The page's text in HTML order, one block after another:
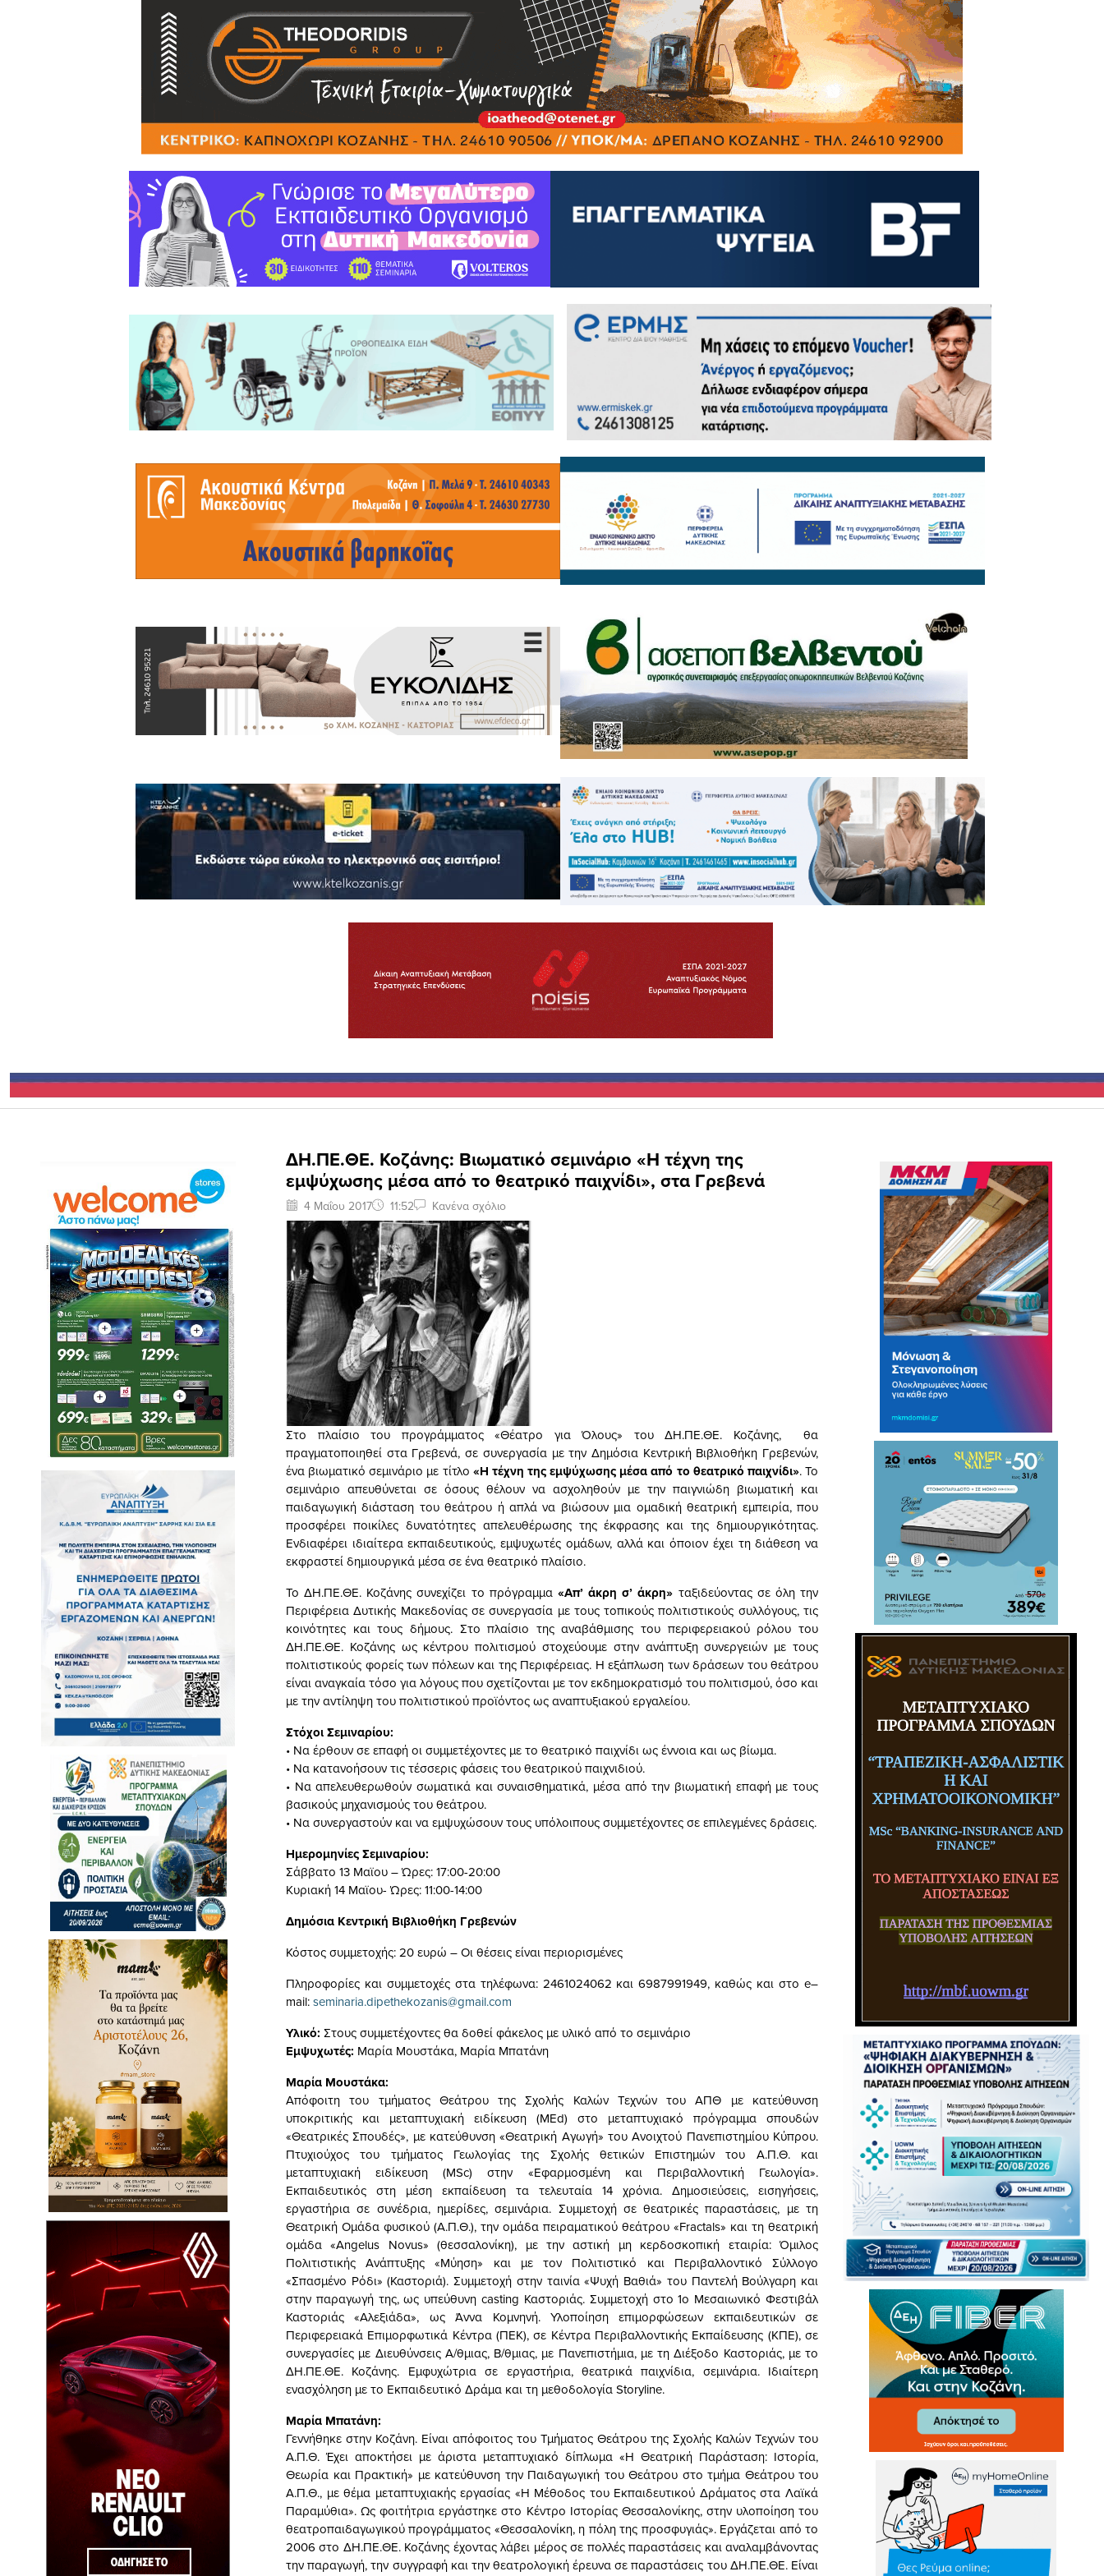
ΔΗ.ΠΕ.ΘΕ. Κοζάνης: Βιωματικό σεμινάριο «Η τέχνη της
εμψύχωσης μέσα από το θεατρικό παιχνίδι», στα Γρεβενά
4 Μαΐου 2017 11:52 Κανένα σχόλιο
Στο πλαίσιο του προγράμματος «Θέατρο για Όλους» του ΔΗ.ΠΕ.ΘΕ. Κοζάνης, θα
πραγματοποιηθεί στα Γρεβενά, σε συνεργασία με την Δημόσια Κεντρική Βιβλιοθήκη Γρεβενών,
ένα βιωματικό σεμινάριο με τίτλο «Η τέχνη της εμψύχωσης μέσα από το θεατρικό παιχνίδι». Το
σεμινάριο απευθύνεται σε όσους θέλουν να ασχοληθούν με την παιγνιώδη βιωματική και
παιδαγωγική διάσταση του θεάτρου ή απλά να βιώσουν μια ομαδική θεατρική εμπειρία, που
προσφέρει ποικίλες δυνατότητες απελευθέρωσης της έκφρασης και της δημιουργικότητας.
Ενδιαφέρει ιδιαίτερα εκπαιδευτικούς, εμψυχωτές ομάδων, αλλά και όποιον έχει τη διάθεση να
εκφραστεί δημιουργικά μέσα σε ένα θεατρικό πλαίσιο.
Το ΔΗ.ΠΕ.ΘΕ. Κοζάνης συνεχίζει το πρόγραμμα «Απ’ άκρη σ’ άκρη» ταξιδεύοντας σε όλη την
Περιφέρεια Δυτικής Μακεδονίας σε συνεργασία με τους τοπικούς πολιτιστικούς συλλόγους, τις
κοινότητες και τους δήμους. Στο πλαίσιο της αναβάθμισης του περιφερειακού ρόλου του
ΔΗ.ΠΕ.ΘΕ. Κοζάνης ως κέντρου πολιτισμού στοχεύουμε στην ανάπτυξη συνεργειών με τους
πολιτιστικούς φορείς των πόλεων και της Περιφέρειας. Η εξάπλωση των δράσεων του θεάτρου
είναι αναγκαία τόσο για λόγους που σχετίζονται με τον εκδημοκρατισμό του πολιτισμού, όσο και
με την αντίληψη του πολιτιστικού προϊόντος ως αναπτυξιακού εργαλείου.
Στόχοι Σεμιναρίου:
• Να έρθουν σε επαφή οι συμμετέχοντες με το θεατρικό παιχνίδι ως έννοια και ως βίωμα.
• Να κατανοήσουν τις τέσσερις φάσεις του θεατρικού παιχνιδιού.
• Να απελευθερωθούν σωματικά και συναισθηματικά, μέσα από την βιωματική επαφή με τους
βασικούς μηχανισμούς του θεάτρου.
• Να συνεργαστούν και να εμψυχώσουν τους υπόλοιπους συμμετέχοντες σε επιλεγμένες δράσεις.
Ημερομηνίες Σεμιναρίου:
Σάββατο 13 Μαϊου – Ώρες: 17:00-20:00
Κυριακή 14 Μαϊου- Ώρες: 11:00-14:00
Δημόσια Κεντρική Βιβλιοθήκη Γρεβενών
Κόστος συμμετοχής: 20 ευρώ – Οι θέσεις είναι περιορισμένες
Πληροφορίες και συμμετοχές στα τηλέφωνα: 2461024062 και 6987991949, καθώς και στο e–
mail:seminaria.dipethekozanis@gmail.com
Υλικό: Στους συμμετέχοντες θα δοθεί φάκελος με υλικό από το σεμινάριο
Εμψυχωτές: Μαρία Μουστάκα, Μαρία Μπατάνη
Μαρία Μουστάκα:
Απόφοιτη του τμήματος Θεάτρου της Σχολής Καλών Τεχνών του ΑΠΘ με κατεύθυνση
υποκριτικής και μεταπτυχιακή ειδίκευση (MEd) στο μεταπτυχιακό πρόγραμμα σπουδών
«Θεατρικές Σπουδές», με κατεύθυνση «Θεατρική Αγωγή» του Ανοιχτού Πανεπιστημίου Κύπρου.
Πτυχιούχος του τμήματος Γεωλογίας της Σχολής θετικών Επιστημών του Α.Π.Θ. και
μεταπτυχιακή ειδίκευση (MSc) στην «Εφαρμοσμένη και Περιβαλλοντική Γεωλογία».
Εκπαιδευτικός στη μέση εκπαίδευση τα τελευταία 14 χρόνια. Δημοσιεύσεις, εισηγήσεις,
εργαστήρια σε συνέδρια, ημερίδες, σεμινάρια. Συμμετοχή σε θεατρικές παραστάσεις, με τη
Θεατρική Ομάδα φυσικού (Α.Π.Θ.), την ομάδα πειραματικού θεάτρου «Fractals» και τη θεατρική
ομάδα «Angelus Novus» (θεσσαλονίκη), με την αστική μη κερδοσκοπική εταιρία: Όμιλος
Πολιτιστικής Ανάπτυξης «Μύηση» και με τον Πολιτιστικό και Περιβαλλοντικό Σύλλογο
«Σπασμένο Ρόδι» (Καστοριά). Συμμετοχή στην ταινία «Ψυχή Βαθιά» του Παντελή Βούλγαρη και
στην παραγωγή της, ως υπεύθυνη casting Καστοριάς. Συμμετοχή στο 1ο Μεσαιωνικό Φεστιβάλ
Καστοριάς «Αλεξιάδα», ως Άννα Κομνηνή. Υλοποίηση επιμορφώσεων εκπαιδευτικών σε
Περιφερειακά Επιμορφωτικά Κέντρα (ΠΕΚ), σε Κέντρα Περιβαλλοντικής Εκπαίδευσης (ΚΠΕ), σε
συνεργασίες με Διευθύνσεις Α/θμιας, Β/θμιας, με Πανεπιστήμια, με τη Διέξοδο Καστοριάς, με το
ΔΗ.ΠΕ.ΘΕ. Κοζάνης. Εμφυχώτρια σε εργαστήρια, θεατρικά παιχνίδια, σεμινάρια. Ιδιαίτερη
ενασχόληση με το Εκπαιδευτικό Δράμα και τη μεθοδολογία Storyline.
Μαρία Μπατάνη:
Γεννήθηκε στην Κοζάνη. Είναι απόφοιτος του Τμήματος Θεάτρου της Σχολής Καλών Τεχνών του
Α.Π.Θ. Έχει αποκτήσει με άριστα μεταπτυχιακό δίπλωμα «Η Θεατρική Παράσταση: Ιστορία,
Θεωρία και Πρακτική» με κατεύθυνση την Παιδαγωγική του Θεάτρου στο τμήμα Θεάτρου του
Α.Π.Θ., με θέμα μεταπτυχιακής εργασίας «Η Μέθοδος του Εκπαιδευτικού Δράματος στα Λαϊκά
Παραμύθια». Ως φοιτήτρια εργάστηκε στο Κέντρο Ιστορίας Θεσσαλονίκης, στην υλοποίηση του
θεατροπαιδαγωγικού προγράμματος «Θεσσαλονίκη, η πόλη της προσφυγιάς». Εργάζεται από το
2006 στο ΔΗ.ΠΕ.ΘΕ. Κοζάνης έχοντας λάβει μέρος σε πολλές παραστάσεις και αναλαμβάνοντας
την παραγωγή, την συγγραφή και την θεατρολογική έρευνα σε παραστάσεις του ΔΗ.ΠΕ.ΘΕ. Είναι